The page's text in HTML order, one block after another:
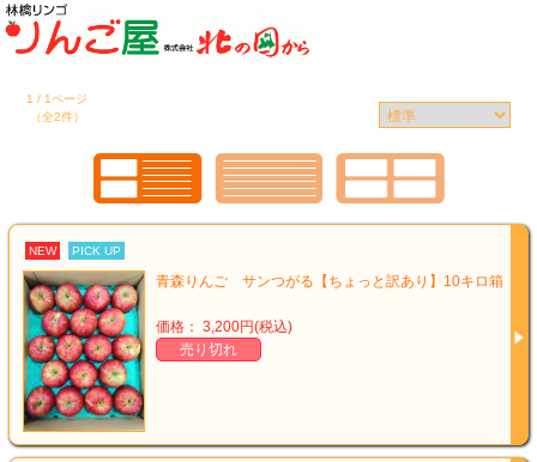
1 / 1ページ
（全2件）
NEW PICK UP
青森りんご サンつがる【ちょっと訳あり】10キロ箱
価格： 3,200円(税込)
売り切れ